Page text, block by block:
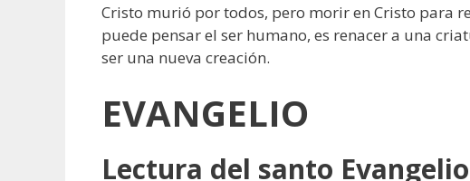
Cristo murió por todos, pero morir en Cristo para
puede pensar el ser humano, es renacer a una
ser una nueva creación.
EVANGELIO
Lectura del santo